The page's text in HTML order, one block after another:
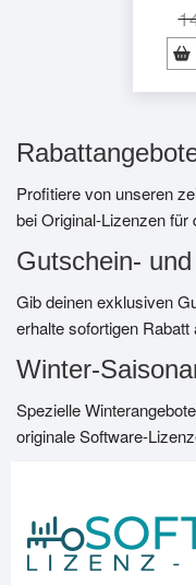
ist:
Profitiere von unseren
bei Original-Lizenzen für
Gutschein-
Gib deinen exklusiven
erhalte sofortigen
Winter-
Spezielle
originale Software-